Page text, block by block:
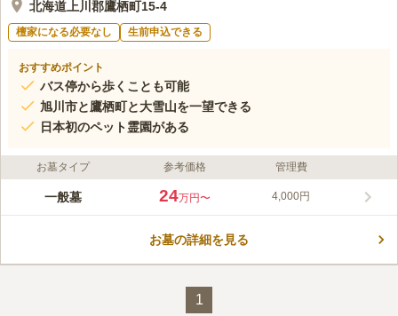
北海道上川郡鷹栖町15-4
檀家になる必要なし 生前申込できる
おすすめポイント
バス停から歩くことも可能
旭川市と鷹栖町と大雪山を一望できる
日本初のペット霊園がある
お墓タイプ 参考価格 管理費
一般墓 24万円〜 4,000円
お墓の詳細を見る
1